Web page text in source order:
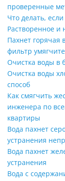
проверенные
Что делать,
Растворенное и
Пахнет горячая
фильтр
Очистка воды в
Очистка воды
способ
Как смягчить
инженера по
квартиры
Вода пахнет
устранения
Вода пахнет
устранения
Вода с